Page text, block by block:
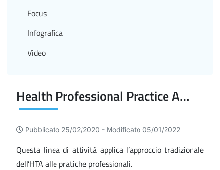
Health Professional Practice Assessment (HPPA)
Pubblicato 25/02/2020 - Modificato 05/01/2022
Questa linea di attività applica l’approccio tradizionale
dell’HTA alle pratiche professionali.
Focus
Infografica
Video